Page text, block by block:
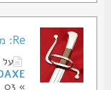
על ידי